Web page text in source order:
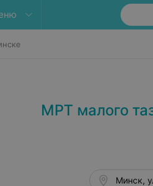
МРТ малого
Минск,